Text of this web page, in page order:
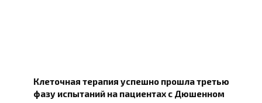
Клеточная терапия успешно прошла третью
фазу испытаний на пациентах с Дюшенном